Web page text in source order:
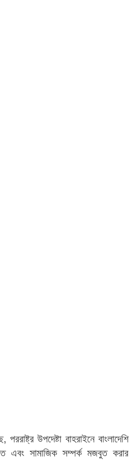
উপদেষ্টা বাহরাইনে বাংলাদেশি
এবং সামাজিক সম্পর্ক মজবুত করার